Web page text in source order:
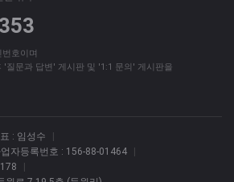
호이며
'질문과 답변' 게시판 및 '1:1 문의' 게시판을
: 임성수
|
자등록번호 : 156-88-01464
|
|